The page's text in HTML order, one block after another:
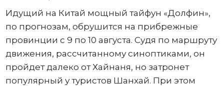
Идущий на Китай мощный тайфун «Долфин»,
по прогнозам, обрушится на прибрежные
провинции с 9 по 10 августа. Судя по маршруту
движения, рассчитанному синоптиками, он
пройдет далеко от Хайнаня, но затронет
популярный у туристов Шанхай. При этом